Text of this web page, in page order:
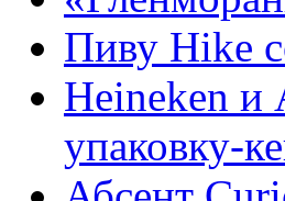
Пиву Hike
Heineken и
упаковку-